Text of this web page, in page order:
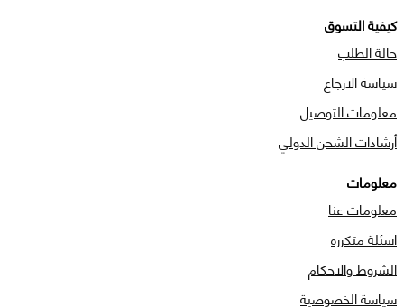
كيفية التسوق
حالة الطلب
سياسة الارجاع
معلومات التوصيل
أرشادات الشحن الدولي
معلومات
معلومات عنا
اسئلة متكرره
الشروط والاحكام
سياسة الخصوصية